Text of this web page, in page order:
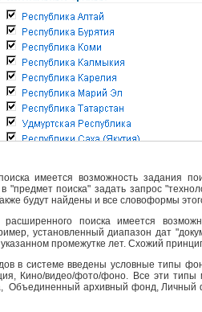
имеется возможность задания
"предмет поиска" задать запрос
будут найдены и все словоформы
поиска имеется
установленный диапазон дат
промежутке лет. Схожий
в системе введены условные типы
Кино/видео/фото/фоно. Все эти типы
Объединенный архивный фонд, Личный